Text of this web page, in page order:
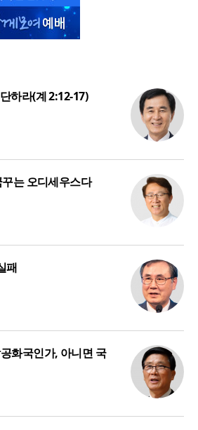
하라(계 2:12-17)
는 오디세우스다
패
화국인가, 아니면 국